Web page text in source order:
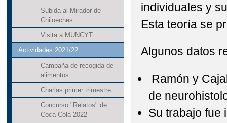
Subida al Mirador de
Chiloeches
Visita a MUNCYT
Actividades 2021/22
Campaña de recogida de
alimentos
Charlas primer trimestre
Concurso "Relatos" de
Coca-Cola 2022
individuales y
Esta teoría se
Algunos datos
Ramón y
de
Su trabajo fue